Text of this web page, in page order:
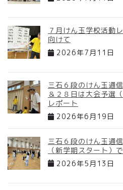
７月けん玉学校活
向けて
2026年7月11日
三石６段のけん玉
＆２８日は大会予選
レポート
2026年6月19日
三石６段のけん玉
（新学期スタート）
2026年5月13日